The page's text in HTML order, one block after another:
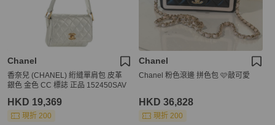
Chanel
香奈兒 (CHANEL) 絎縫單肩包 皮革
銀色 金色 CC 標誌 正品 152450SAV
HKD 19,369
現折 200
Chanel
Chanel 粉色滾邊 拼色包 🩷敲可愛
HKD 36,828
現折 200